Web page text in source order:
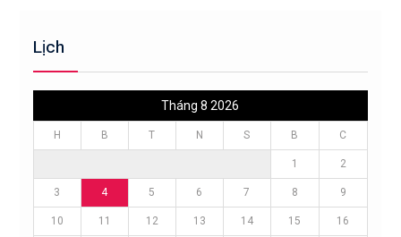
Lịch
Tháng 8 2026
H B T N S B C
1 2
3 4 5 6 7 8 9
10 11 12 13 14 15 16